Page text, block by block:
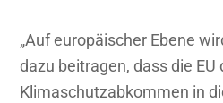
„Auf europäischer Ebene
dazu beitragen, dass die EU
Klimaschutzabkommen in